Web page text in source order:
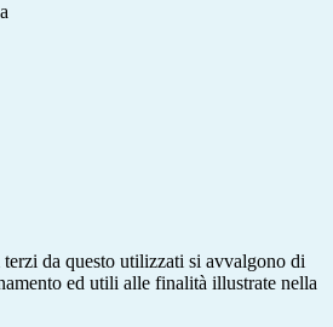
da questo utilizzati si avvalgono di
ed utili alle finalità illustrate nella